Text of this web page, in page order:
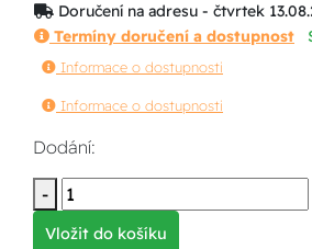
Doručení na adresu - čtvrtek
Termíny doručení a dostupnost
Informace o dostupnosti
Informace o dostupnosti
Dodání:
-
Vložit do košíku